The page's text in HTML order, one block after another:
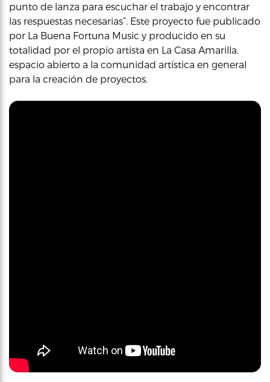
punto de lanza para escuchar el trabajo y encontrar
las respuestas necesarias”. Este proyecto fue publicado
por La Buena Fortuna Music y producido en su
totalidad por el propio artista en La Casa Amarilla,
espacio abierto a la comunidad artística en general
para la creación de proyectos.